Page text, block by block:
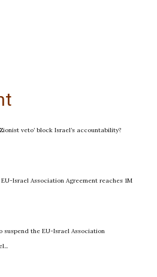
veto’ block Israel’s accountability?
Israel Association Agreement reaches 1M
suspend the EU-Israel Association